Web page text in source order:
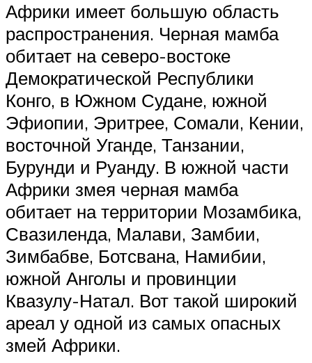
Африки имеет большую область
распространения. Черная мамба
обитает на северо-востоке
Демократической Республики
Конго, в Южном Судане, южной
Эфиопии, Эритрее, Сомали, Кении,
восточной Уганде, Танзании,
Бурунди и Руанду. В южной части
Африки змея черная мамба
обитает на территории Мозамбика,
Свазиленда, Малави, Замбии,
Зимбабве, Ботсвана, Намибии,
южной Анголы и провинции
Квазулу-Натал. Вот такой широкий
ареал у одной из самых опасных
змей Африки.